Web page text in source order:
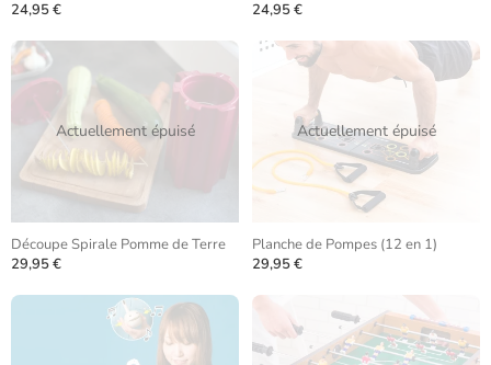
24,95 €
24,95 €
Actuellement épuisé
Découpe Spirale Pomme de Terre
29,95 €
Actuellement épuisé
Planche de Pompes (12 en 1)
29,95 €